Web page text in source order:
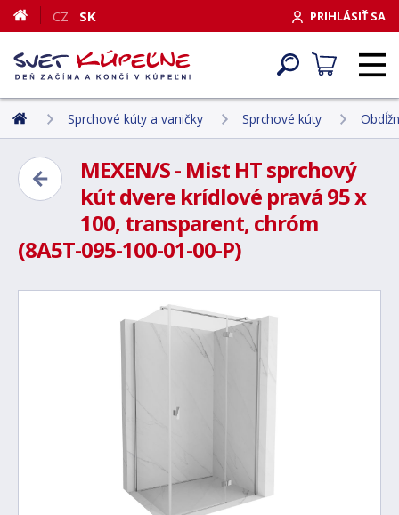
PRIHLÁSIŤ SA
CZ SK
Sprchové kúty a vaničky Sprchové kúty
MEXEN/S - Mist HT sprchový
kút dvere krídlové pravá 95 x
100, transparent, chróm
(8A5T-095-100-01-00-P)